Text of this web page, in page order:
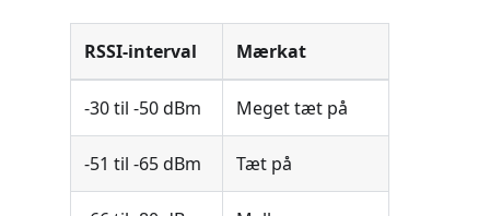
RSSI-interval Mærkat
-30 til -50 dBm Meget tæt på
-51 til -65 dBm Tæt på